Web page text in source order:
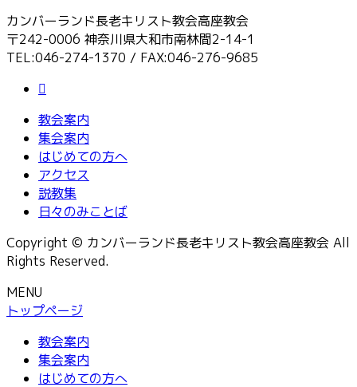
カンバーランド長老キリスト教会高座教会
〒242-0006 神奈川県大和市南林間2-14-1
TEL:046-274-1370 / FAX:046-276-9685
教会案内
集会案内
はじめての方へ
アクセス
説教集
日々のみことば
Copyright © カンバーランド長老キリスト教会高座教会 All
Rights Reserved.
MENU
トップページ
教会案内
集会案内
はじめての方へ